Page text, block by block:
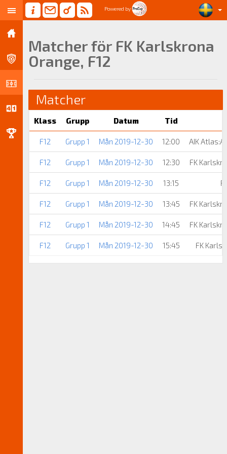
Powered by
Matcher för FK Karlskrona
Orange, F12
Matcher
Klass Grupp Datum Tid
F12 Grupp 1 Mån 2019-12-30 12:00 AIK
F12 Grupp 1 Mån 2019-12-30 12:30 FK
F12 Grupp 1 Mån 2019-12-30 13:15
F12 Grupp 1 Mån 2019-12-30 13:45 FK
F12 Grupp 1 Mån 2019-12-30 14:45 FK
F12 Grupp 1 Mån 2019-12-30 15:45 FK